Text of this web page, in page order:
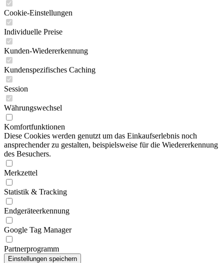
Cookie-Einstellungen
Individuelle Preise
Kunden-Wiedererkennung
Kundenspezifisches Caching
Session
Währungswechsel
Komfortfunktionen
Diese Cookies werden genutzt um das Einkaufserlebnis noch
ansprechender zu gestalten, beispielsweise für die Wiedererkennung
des Besuchers.
Merkzettel
Statistik & Tracking
Endgeräteerkennung
Google Tag Manager
Partnerprogramm